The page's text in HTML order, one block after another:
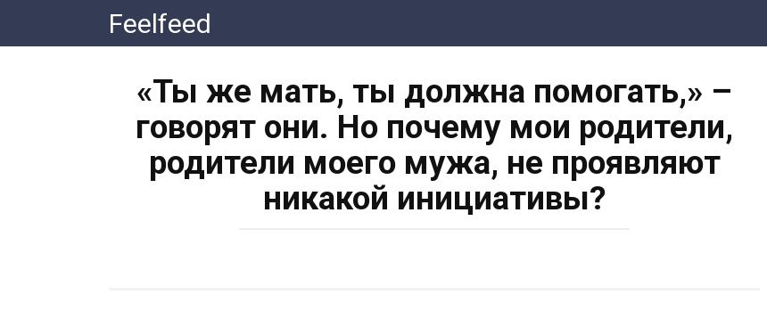
контенту
Feelfeed
«Ты же мать, ты должна помогать,» –
говорят они. Но почему мои родители,
родители моего мужа, не проявляют
никакой инициативы?